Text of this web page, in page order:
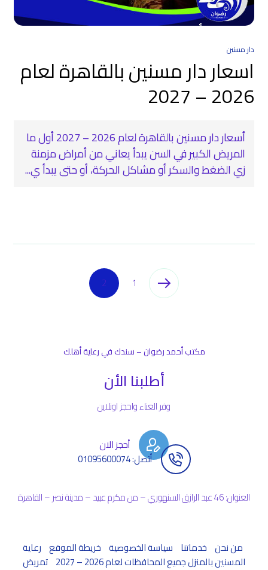
دار مسنين
اسعار دار مسنين بالقاهرة لعام
2026 – 2027
أسعار دار مسنين بالقاهرة لعام 2026 – 2027 أول ما
المريض الكبير في السن يبدأ يعاني من أمراض مزمنة
زي الضغط والسكر أو مشاكل الحركة، أو حتى يبدأ ي...
1
2
مكتب أحمد رضوان – سندك في رعاية أهلك
أطلبنا الأن
وفر العناء واحجز اونلاين
أحجز الان
أتصل: 01095600074
العنوان: 46 عبد الرازق السنهوري – من مكرم عبيد – مدينة نصر – القاهرة
من نحن خدماتنا سياسة الخصوصية خريطة الموقع رعاية
المسنين بالمنزل جميع المحافظات لعام 2026 – 2027
تمريض